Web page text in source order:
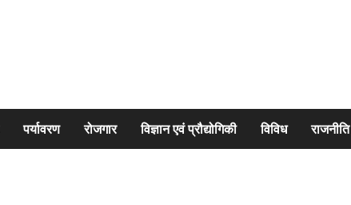
पर्यावरण रोजगार विज्ञान एवं प्रौद्योगिकी विविध राजनीति